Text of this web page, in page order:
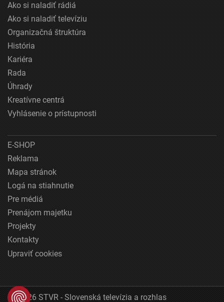
Ako si naladiť rádiá
Ako si naladiť televíziu
Organizačná štruktúra
História
Kariéra
Rada
Úhrady
Kreatívne centrá
Vyhlásenie o prístupnosti
E-SHOP
Reklama
Mapa stránok
Logá na stiahnutie
Pre médiá
Prenájom majetku
Projekty
Kontakty
Upraviť cookies
© 2026 STVR - Slovenská televízia a rozhlas